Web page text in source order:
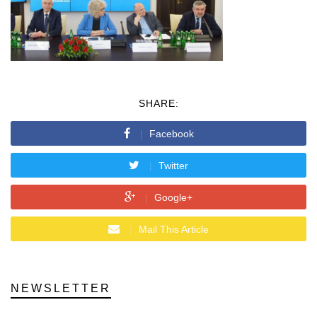
SHARE:
Facebook
Twitter
Google+
Mail This Article
NEWSLETTER